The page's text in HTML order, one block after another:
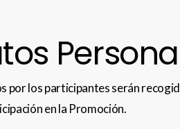
por los participantes serán
en la Promoción.